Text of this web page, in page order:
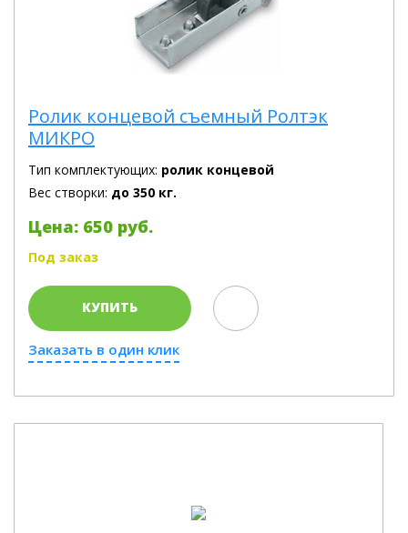
Ролик концевой съемный Ролтэк
МИКРО
Тип комплектующих: ролик концевой
Вес створки: до 350 кг.
Цена: 650 руб.
Под заказ
КУПИТЬ
Заказать в один клик